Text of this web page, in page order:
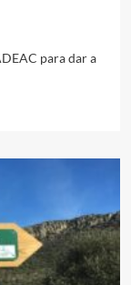
para dar a